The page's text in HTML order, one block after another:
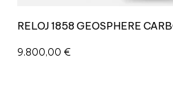
RELOJ 1858 GEOSPHERE
9.800,00 €